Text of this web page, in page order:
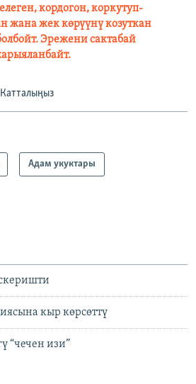
кордогон, коркутуп-
жана жек көрүүнү козуткан
Эрежени сактабай
Катталыңыз
Адам укуктары
кыр көрсөттү
“чечен изи”